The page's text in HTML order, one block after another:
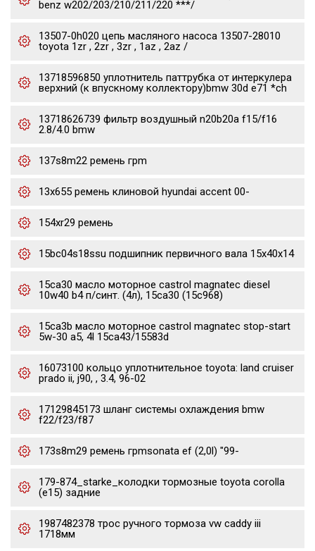
benz w202/203/210/211/220 ***/
13507-0h020 цепь масляного насоса 13507-28010
toyota 1zr , 2zr , 3zr , 1az , 2az /
13718596850 уплотнитель паттрубка от интеркулера
верхний (к впускному коллектору)bmw 30d e71 *ch
13718626739 фильтр воздушный n20b20a f15/f16
2.8/4.0 bmw
137s8m22 ремень грm
13x655 ремень клиновой hyundai accent 00-
154xr29 ремень
15bc04s18ssu подшипник первичного вала 15x40x14
15ca30 масло моторное castrol magnatec diesel
10w40 b4 п/синт. (4л), 15ca30 (15c968)
15ca3b масло моторное castrol magnatec stop-start
5w-30 a5, 4l 15ca43/15583d
16073100 кольцо уплотнительное toyota: land cruiser
prado ii, j90, , 3.4, 96-02
17129845173 шланг системы охлаждения bmw
f22/f23/f87
173s8m29 ремень грmsonata ef (2,0l) "99-
179-874_starke_колодки тормозные toyota corolla
(e15) задние
1987482378 трос ручного тормоза vw caddy iii
1718мм